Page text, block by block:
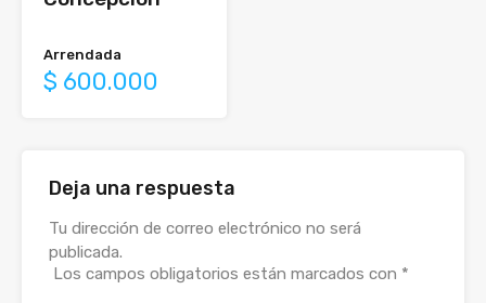
Arrendada
$ 600.000
Deja una respuesta
Tu dirección de correo electrónico no será
publicada.
Los campos obligatorios están marcados con *
Alternative: